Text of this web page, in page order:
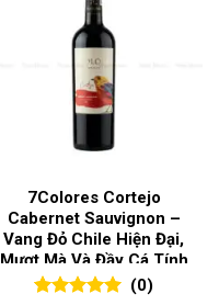
7Colores Cortejo
Cabernet Sauvignon –
Vang Đỏ Chile Hiện Đại,
Mượt Mà Và Đầy Cá Tính
(0)